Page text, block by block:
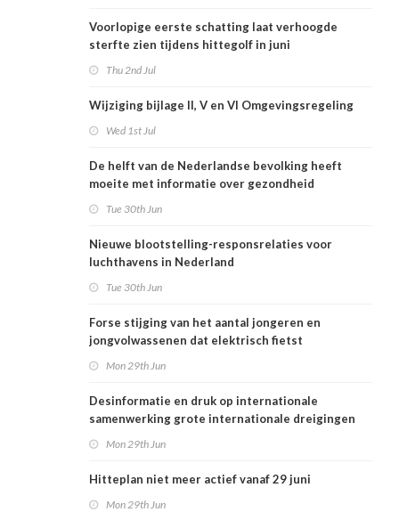
Voorlopige eerste schatting laat verhoogde
sterfte zien tijdens hittegolf in juni
Thu 2nd Jul
Wijziging bijlage II, V en VI Omgevingsregeling
Wed 1st Jul
De helft van de Nederlandse bevolking heeft
moeite met informatie over gezondheid
Tue 30th Jun
Nieuwe blootstelling-responsrelaties voor
luchthavens in Nederland
Tue 30th Jun
Forse stijging van het aantal jongeren en
jongvolwassenen dat elektrisch fietst
Mon 29th Jun
Desinformatie en druk op internationale
samenwerking grote internationale dreigingen
Mon 29th Jun
Hitteplan niet meer actief vanaf 29 juni
Mon 29th Jun